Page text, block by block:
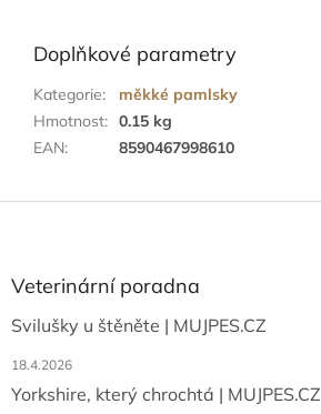
Doplňkové parametry
Kategorie:
měkké pamlsky
Hmotnost: 0.15 kg
EAN: 8590467998610
aVeterinární poradna
Svilušky u štěněte | MUJPES.CZ
18.4.2026
Yorkshire, který chrochtá | MUJPES.CZ